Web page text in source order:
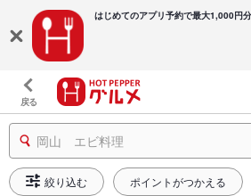
はじめてのアプリ予約で最大1,000円
戻る
岡山 エビ料理
絞り込む ポイントがつかえる